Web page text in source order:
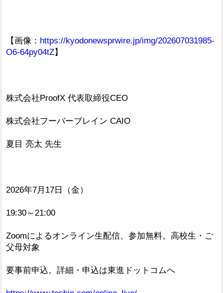
【画像： https://kyodonewsprwire.jp/img/202607031985-
O6-64py04tZ】
株式会社ProofX 代表取締役CEO
株式会社フーバーブレイン CAIO
夏目 亮太 先生
2026年7月17日（金）
19:30～21:00
Zoomによるオンライン生配信、参加無料。高校生・ご
父母対象
要事前申込。詳細・申込は東進ドットコムへ